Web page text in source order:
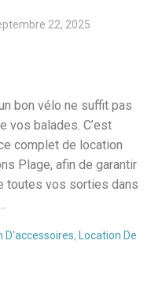
22, 2025
bon vélo ne suffit pas
vos balades. C’est
complet de location
Plage, afin de garantir
toutes vos sorties dans
D'accessoires,
Location De